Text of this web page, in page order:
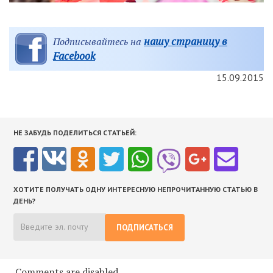
Подписывайтесь на нашу страницу в
Facebook
15.09.2015
НЕ ЗАБУДЬ ПОДЕЛИТЬСЯ СТАТЬЕЙ:
ХОТИТЕ ПОЛУЧАТЬ ОДНУ ИНТЕРЕСНУЮ НЕПРОЧИТАННУЮ СТАТЬЮ В
ДЕНЬ?
ПОДПИСАТЬСЯ